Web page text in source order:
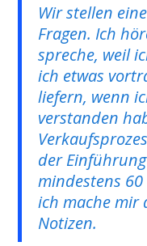
Wir stellen
Fragen. Ich
spreche, weil
ich etwas
liefern, wenn
verstanden
der
mindestens
ich mache mir
Notizen.